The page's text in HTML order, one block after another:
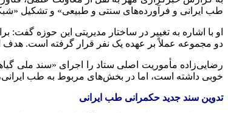
طب ایرانی و فرآورده‌های سنتی و طبیعی» و تشکیل
او با اشاره به تغییر در ساختار مدیریتی این حوزه
دو مجموعه عملاً بر عهده یک نفر قرار گرفته است. هدف
خوبی داشته است، اما در بخش‌های مربوط به طب ایرانی،
تدوین سند جدید حکمرانی طب ایرانی